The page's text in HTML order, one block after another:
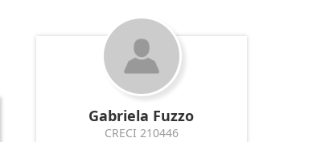
Gabriela Fuzzo
CRECI 210446